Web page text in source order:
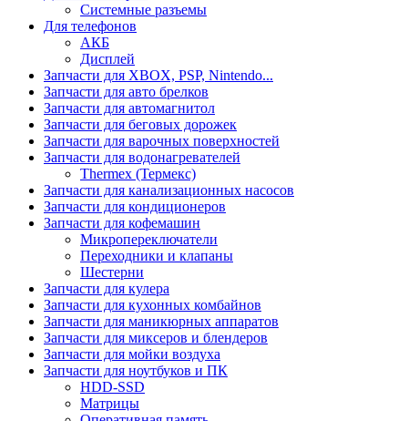
Системные разъемы
Для телефонов
АКБ
Дисплей
Запчасти для XBOX, PSP, Nintendo...
Запчасти для авто брелков
Запчасти для автомагнитол
Запчасти для беговых дорожек
Запчасти для варочных поверхностей
Запчасти для водонагревателей
Thermex (Термекс)
Запчасти для канализационных насосов
Запчасти для кондиционеров
Запчасти для кофемашин
Микропереключатели
Переходники и клапаны
Шестерни
Запчасти для кулера
Запчасти для кухонных комбайнов
Запчасти для маникюрных аппаратов
Запчасти для миксеров и блендеров
Запчасти для мойки воздуха
Запчасти для ноутбуков и ПК
HDD-SSD
Матрицы